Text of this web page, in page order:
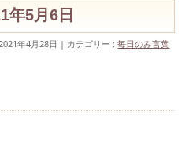
年5月6日
年4月28日 カテゴリー :毎日のみ言葉